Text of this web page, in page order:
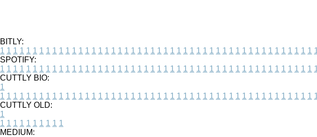
BITLY:
1 1 1 1 1 1 1 1 1 1 1 1 1 1 1 1 1 1 1 1 1 1 1 1 1 1 1 1 1 1 1 1 1 1 1 1 1 1 1 1 1 1 1 1 1 1 1 1
SPOTIFY:
1 1 1 1 1 1 1 1 1 1 1 1 1 1 1 1 1 1 1 1 1 1 1 1 1 1 1 1 1 1 1 1 1 1 1 1 1 1 1 1 1 1 1 1 1 1 1 1
CUTTLY BIO:
1
1 1 1 1 1 1 1 1 1 1 1 1 1 1 1 1 1 1 1 1 1 1 1 1 1 1 1 1 1 1 1 1 1 1 1 1 1 1 1 1 1 1 1 1 1 1 1 1
CUTTLY OLD:
1
1 1 1 1 1 1 1 1 1 1
MEDIUM: